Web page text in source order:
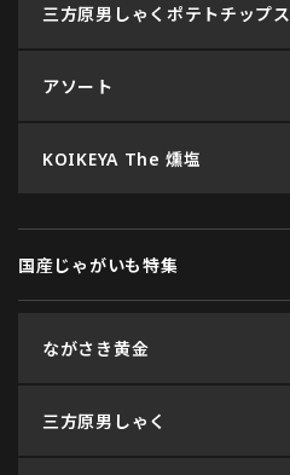
三方原男しゃくポテトチップス
アソート
KOIKEYA The 燻塩
国産じゃがいも特集
ながさき黄金
三方原男しゃく